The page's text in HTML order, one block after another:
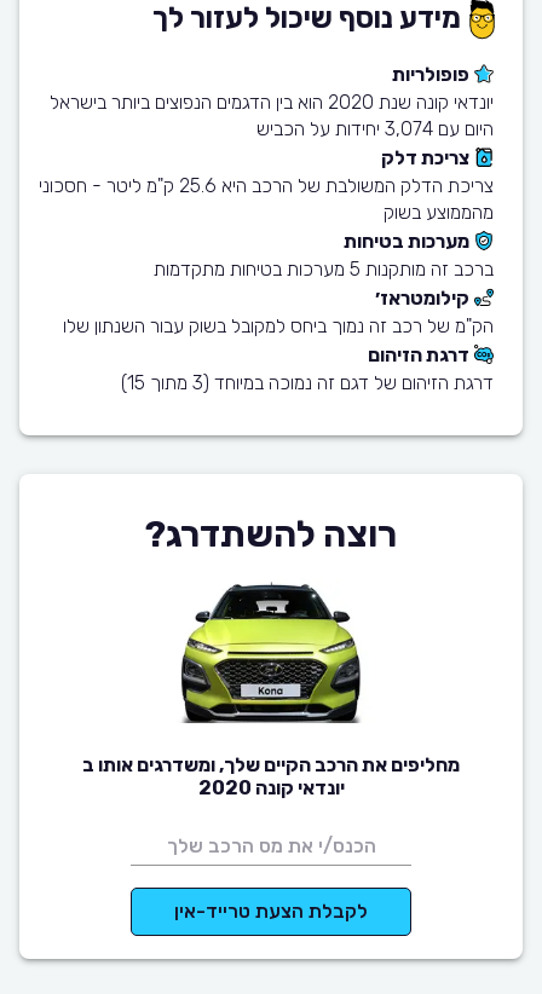
מידע נוסף שיכול לעזור לך
פופולריות
יונדאי קונה שנת 2020 הוא בין הדגמים הנפוצים ביותר בישראל
היום עם 3,074 יחידות על הכביש
צריכת דלק
צריכת הדלק המשולבת של הרכב היא 25.6 ק"מ ליטר - חסכוני
מהממוצע בשוק
מערכות בטיחות
ברכב זה מותקנות 5 מערכות בטיחות מתקדמות
קילומטראז׳
הק"מ של רכב זה נמוך ביחס למקובל בשוק עבור השנתון שלו
דרגת הזיהום
דרגת הזיהום של דגם זה נמוכה במיוחד (3 מתוך 15)
רוצה להשתדרג?
מחליפים את הרכב הקיים שלך, ומשדרגים אותו ב
יונדאי קונה 2020
לקבלת הצעת טרייד-אין